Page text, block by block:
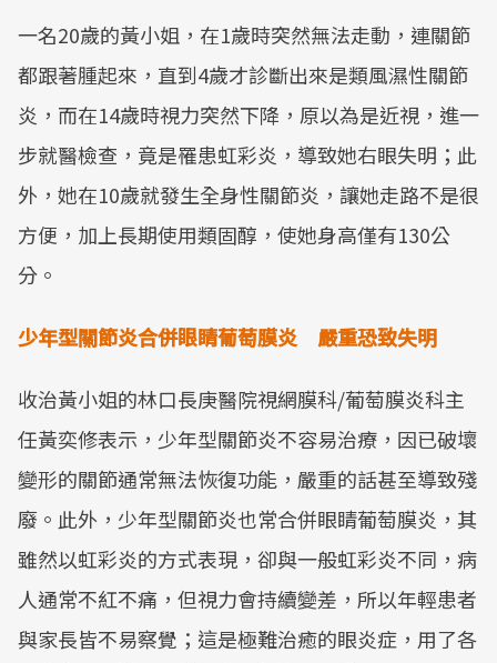
一名20歲的黃小姐，在1歲時突然無法走動，連關節
都跟著腫起來，直到4歲才診斷出來是類風濕性關節
炎，而在14歲時視力突然下降，原以為是近視，進一
步就醫檢查，竟是罹患虹彩炎，導致她右眼失明；此
外，她在10歲就發生全身性關節炎，讓她走路不是很
方便，加上長期使用類固醇，使她身高僅有130公
分。
少年型關節炎合併眼睛葡萄膜炎 嚴重恐致失明
收治黃小姐的林口長庚醫院視網膜科/葡萄膜炎科主
任黃奕修表示，少年型關節炎不容易治療，因已破壞
變形的關節通常無法恢復功能，嚴重的話甚至導致殘
廢。此外，少年型關節炎也常合併眼睛葡萄膜炎，其
雖然以虹彩炎的方式表現，卻與一般虹彩炎不同，病
人通常不紅不痛，但視力會持續變差，所以年輕患者
與家長皆不易察覺；這是極難治癒的眼炎症，用了各